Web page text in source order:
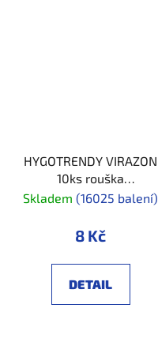
HYGOTRENDY VIRAZON
10ks rouška
3vrstvá_balení 10ks
Skladem (16025 balení)
8 Kč
DETAIL